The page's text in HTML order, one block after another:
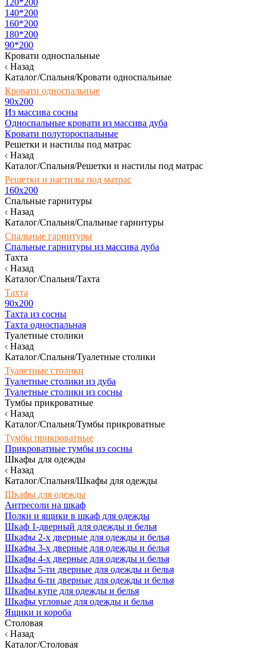
120*200
140*200
160*200
180*200
90*200
Кровати односпальные
Назад
Каталог/Спальня/Кровати односпальные
Кровати односпальные
90х200
Из массива сосны
Односпальные кровати из массива дуба
Кровати полутороспальные
Решетки и настилы под матрас
Назад
Каталог/Спальня/Решетки и настилы под матрас
Решетки и настилы под матрас
160х200
Спальные гарнитуры
Назад
Каталог/Спальня/Спальные гарнитуры
Спальные гарнитуры
Спальные гарнитуры из массива дуба
Тахта
Назад
Каталог/Спальня/Тахта
Тахта
90х200
Тахта из сосны
Тахта односпальная
Туалетные столики
Назад
Каталог/Спальня/Туалетные столики
Туалетные столики
Туалетные столики из дуба
Туалетные столики из сосны
Тумбы прикроватные
Назад
Каталог/Спальня/Тумбы прикроватные
Тумбы прикроватные
Прикроватные тумбы из сосны
Шкафы для одежды
Назад
Каталог/Спальня/Шкафы для одежды
Шкафы для одежды
Антресоли на шкаф
Полки и ящики в шкаф для одежды
Шкаф 1-дверный для одежды и белья
Шкафы 2-х дверные для одежды и белья
Шкафы 3-х дверные для одежды и белья
Шкафы 4-х дверные для одежды и белья
Шкафы 5-ти дверные для одежды и белья
Шкафы 6-ти дверные для одежды и белья
Шкафы купе для одежды и белья
Шкафы угловые для одежды и белья
Ящики и короба
Столовая
Назад
Каталог/Столовая